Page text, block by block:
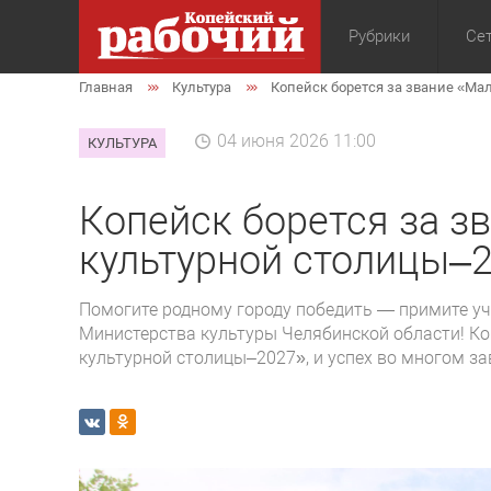
Рубрики
Общество
Главная Культура Копейск борется за звание
КУЛЬТУРА 04 июня 2026 11:00
Копейск борется за
культурной
Помогите родному городу победить — примите
Министерства культуры Челябинской области!
культурной столицы–2027», и успех во многом